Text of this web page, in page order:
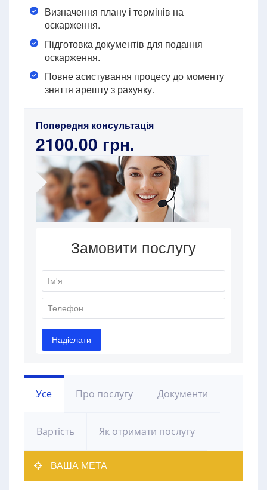
Визначення плану і термінів на
оскарження.
Підготовка документів для подання
оскарження.
Повне асистування процесу до моменту
зняття арешту з рахунку.
Попередня консультація
2100.00 грн.
Усе Про послугу Документи
Вартість Як отримати послугу
ВАША МЕТА